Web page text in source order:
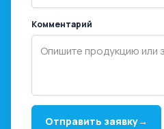
Комментарий
Отправить заявку→